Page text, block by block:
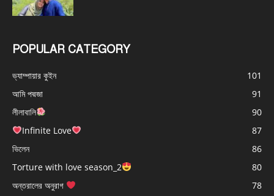
POPULAR CATEGORY
ভ্যাম্পায়ার কুইন
101
আমি পদ্মজা
91
লীলাবালি
90
Infinite Love
87
ভিলেন
86
Torture with love season_2
80
অন্তরালের অনুরাগ
78